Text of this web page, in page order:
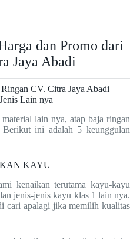
dan Promo dari
Jaya Abadi
CV. Citra Jaya Abadi
Lain nya
lain nya, atap baja ringan
Berikut ini adalah 5 keunggulan
KAYU
kenaikan terutama kayu-kayu
jenis-jenis kayu klas 1 lain nya.
cari apalagi jika memilih kualitas